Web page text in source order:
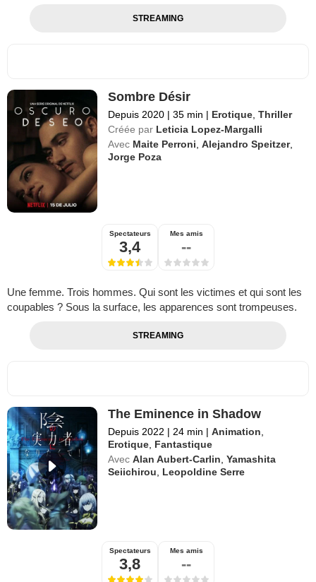
STREAMING
Sombre Désir
Depuis 2020 | 35 min | Erotique ,Thriller
Créée par Leticia Lopez-Margalli
Avec Maite Perroni ,Alejandro Speitzer,
Jorge Poza
Spectateurs
3,4
Mes amis
--
Une femme. Trois hommes. Qui sont les victimes et qui sont les
coupables ? Sous la surface, les apparences sont trompeuses.
STREAMING
The Eminence in Shadow
Depuis 2022 | 24 min | Animation
Erotique Fantastique
Avec Alan Aubert-Carlin ,Yamashita
Seiichirou
Leopoldine Serre
Spectateurs
3,8
Mes amis
--